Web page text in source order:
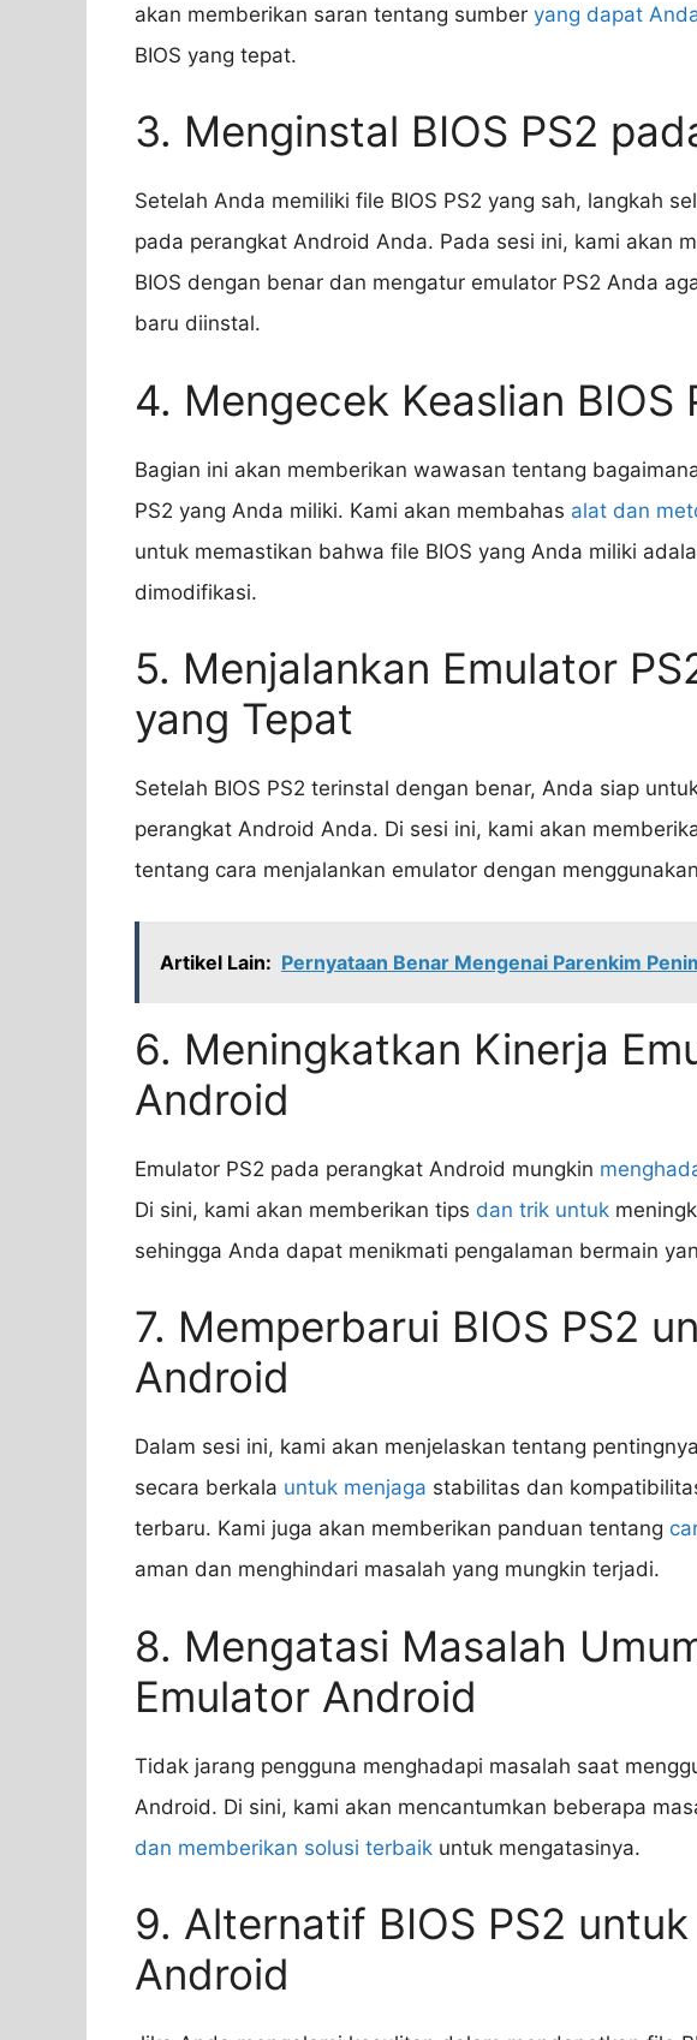
akan memberikan saran tentang sumber yang dapat
BIOS yang tepat.
3. Menginstal BIOS PS2
Setelah Anda memiliki file BIOS PS2 yang sah, langkah
pada perangkat Android Anda. Pada sesi ini, kami akan
BIOS dengan benar dan mengatur emulator PS2 Anda
baru diinstal.
4. Mengecek Keaslian BIOS
Bagian ini akan memberikan wawasan tentang
PS2 yang Anda miliki. Kami akan membahas alat dan
untuk memastikan bahwa file BIOS yang Anda miliki
dimodifikasi.
5. Menjalankan Emulator
yang Tepat
Setelah BIOS PS2 terinstal dengan benar, Anda siap
perangkat Android Anda. Di sesi ini, kami akan
tentang cara menjalankan emulator dengan
Artikel Lain: Pernyataan Benar Mengenai Parenkim
6. Meningkatkan Kinerja
Android
Emulator PS2 pada perangkat Android mungkin
Di sini, kami akan memberikan tips dan trik untuk
sehingga Anda dapat menikmati pengalaman bermain
7. Memperbarui BIOS PS2
Android
Dalam sesi ini, kami akan menjelaskan tentang
secara berkala untuk menjaga stabilitas dan
terbaru. Kami juga akan memberikan panduan tentang
aman dan menghindari masalah yang mungkin terjadi.
8. Mengatasi Masalah
Emulator Android
Tidak jarang pengguna menghadapi masalah saat
Android. Di sini, kami akan mencantumkan beberapa
dan memberikan solusi terbaik untuk mengatasinya.
9. Alternatif BIOS PS2
Android